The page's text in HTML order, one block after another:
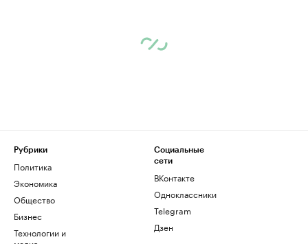
Рубрики
Политика
Экономика
Общество
Бизнес
Технологии и
Социальные
сети
ВКонтакте
Одноклассники
Telegram
Дзен